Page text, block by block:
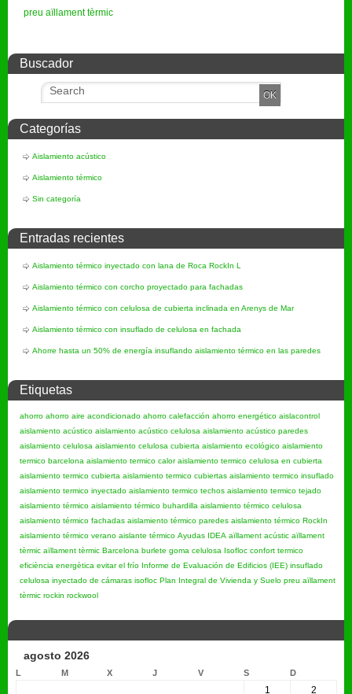
preu aïllament tèrmic
Buscador
Categorías
Aislamiento acústico
Aislamiento térmico
Sin categoría
Entradas recientes
Aislamiento térmico inyectado con lana de Roca RockIn L
Aislamiento térmico con corcho proyectado para fachadas
Aislamiento térmico con celulosa de cubierta inclinada en Arenys de Mar
Aislamiento térmico con insuflado de celulosa en fachada
Ahorre hasta un 50% de energía insuflando aislamiento térmico en las paredes
Etiquetas
ahorro ahorro aire acondicionado ahorro calefacción ahorro energético aislacontrol
aislamiento acústico aislamiento acústico celulosa aislamiento acústico paredes
aislamiento celulosa aislamiento celulosa cubierta aislamiento ecológico aislamiento
termico barcelona aislamiento termico calor aislamiento termico celulosa en cubierta
aislamiento termico cubierta aislamiento termico cubiertas aislamiento termico insuflado
aislamiento termico inyectado aislamiento termico techos aislamiento termico tejado
aislamiento térmico aislamiento térmico buhardilla aislamiento térmico celulosa
aislamiento térmico fachadas aislamiento térmico paredes aislamiento térmico RockIn
aislamiento térmico verano aislante térmico Ayudas IDEA aïllament acústic aïllament
tèrmic aïllament tèrmic Barcelona burlete goma celulosa Isofloc confort termico
eficiència energètica evitar el frío Informe de Evaluación de Edificios (IEE) insuflado
celulosa inyectado de cámaras isofloc Plan Integral de Vivienda y Suelo preu aïllament
tèrmic rockin rockwool
agosto 2026
L M X J V S D
1 2